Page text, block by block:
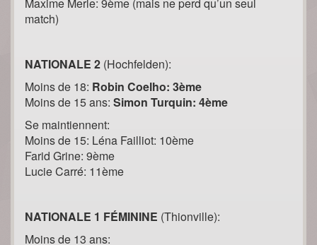
Maxime Merle: 9ème (mais ne perd qu’un seul
match)
NATIONALE 2 (Hochfelden):
Moins de 18: Robin Coelho: 3ème
Moins de 15 ans: Simon Turquin: 4ème
Se maintiennent:
Moins de 15: Léna Failliot: 10ème
Farid Grine: 9ème
Lucie Carré: 11ème
NATIONALE 1 FÉMININE (Thionville):
Moins de 13 ans: